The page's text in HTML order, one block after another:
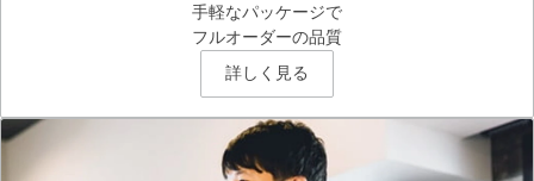
手軽なパッケージで
フルオーダーの品質
詳しく見る